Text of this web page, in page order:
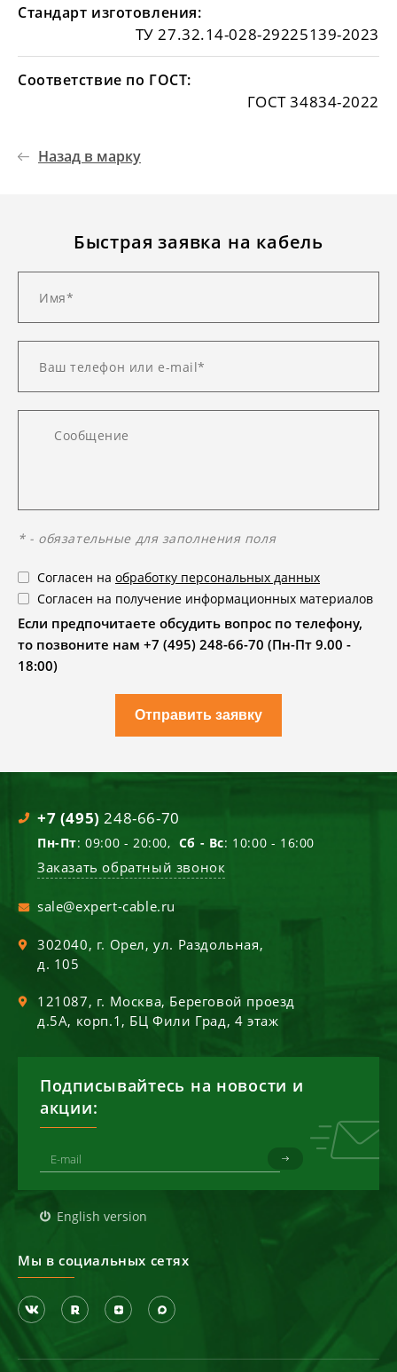
Стандарт изготовления:
ТУ 27.32.14-028-29225139-2023
Соответствие по ГОСТ:
ГОСТ 34834-2022
Назад в марку
Быстрая заявка на кабель
* - обязательные для заполнения поля
Согласен на обработку персональных данных
Согласен на получение информационных материалов
Если предпочитаете обсудить вопрос по телефону,
то позвоните нам +7 (495) 248-66-70 (Пн-Пт 9.00 -
18:00)
Отправить заявку
+7 (495) 248-66-70
Пн-Пт: 09:00 - 20:00, Сб - Вс: 10:00 - 16:00
Заказать обратный звонок
sale@expert-cable.ru
302040, г. Орел,ул. Раздольная,
д. 105
121087, г. Москва, Береговой проезд
д.5А, корп.1, БЦ Фили Град, 4 этаж
Подписывайтесь на новости и
акции:
English version
Мы в социальных сетях